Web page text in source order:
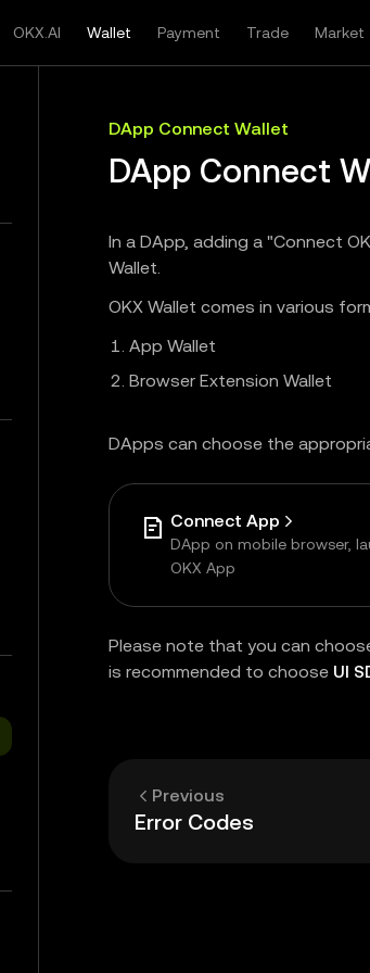
OKX.AI Wallet Payment Trade Market
DApp Connect Wallet
DApp Connect
In a DApp, adding a "Connect
Wallet.
OKX Wallet comes in various
App Wallet
Browser Extension Wallet
DApps can choose the
Connect App
DApp on mobile browser,
OKX App
Please note that you can
is recommended to choose UI
Previous
Error Codes